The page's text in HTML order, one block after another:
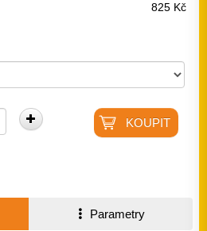
825 Kč
Parametry